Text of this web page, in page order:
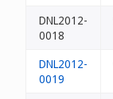
DNL2012-
0018
DNL2012-
0019